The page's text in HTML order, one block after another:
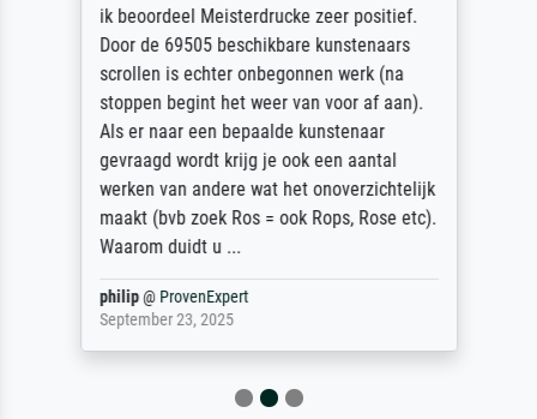
ik beoordeel Meisterdrucke zeer positief.
Door de 69505 beschikbare kunstenaars
scrollen is echter onbegonnen werk (na
stoppen begint het weer van voor af aan).
Als er naar een bepaalde kunstenaar
gevraagd wordt krijg je ook een aantal
werken van andere wat het onoverzichtelijk
maakt (bvb zoek Ros = ook Rops, Rose etc).
Waarom duidt u ...
philip@ ProvenExpert
September 23, 2025